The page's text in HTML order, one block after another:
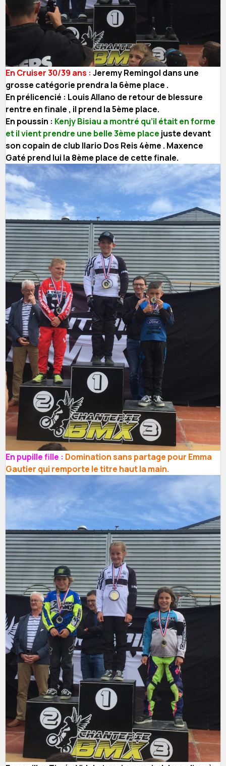
En Cruiser 30/39 ans : Jeremy Remingol dans une
grosse catégorie prendra la 6ème place .
En prélicencié : Louis Allano de retour de blessure
rentre en finale , il prend la 5ème place.
En poussin : Kenjy Bisiau a montré qu’il était en forme
et il vient prendre une belle 3ème place juste devant
son copain de club Ilario Dos Reis 4ème . Maxence
Gaté prend lui la 8ème place de cette finale.
En pupille fille : Domination sans partage pour Emma
Gautier qui remporte le titre haut la main.